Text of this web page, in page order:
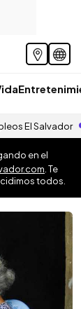
El Salvador
en el
. Te
todos.